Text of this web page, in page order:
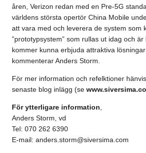
åren, Verizon redan med en Pre-5G
världens största opertör China Mobile
att vara med och leverera de system som
”prototypsystem” som rullas ut idag och
kommer kunna erbjuda attraktiva lösningar
kommenterar Anders Storm.
För mer information och refelktioner
senaste blog inlägg (se
För ytterligare information
Anders Storm, vd
Tel: 070 262 6390
E-mail: anders.storm@siversima.com